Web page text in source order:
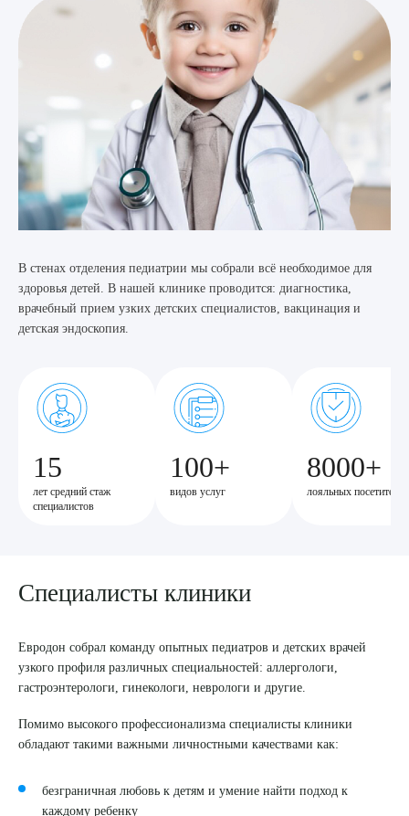
В стенах отделения педиатрии мы собрали всё необходимое для
здоровья детей. В нашей клинике проводится: диагностика,
врачебный прием узких детских специалистов, вакцинация и
детская эндоскопия.
15
лет средний стаж
специалистов
100+
видов услуг
8000+
лояльных посетителей
Специалисты клиники
Евродон собрал команду опытных педиатров и детских врачей
узкого профиля различных специальностей: аллергологи,
гастроэнтерологи, гинекологи, неврологи и другие.
Помимо высокого профессионализма специалисты клиники
обладают такими важными личностными качествами как:
безграничная любовь к детям и умение найти подход к
каждому ребенку